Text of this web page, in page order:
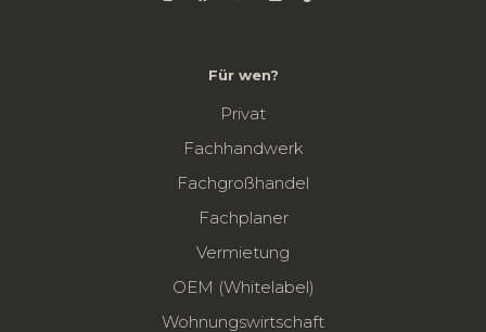
Für wen?
Privat
Fachhandwerk
Fachgroßhandel
Fachplaner
Vermietung
OEM (Whitelabel)
Wohnungswirtschaft